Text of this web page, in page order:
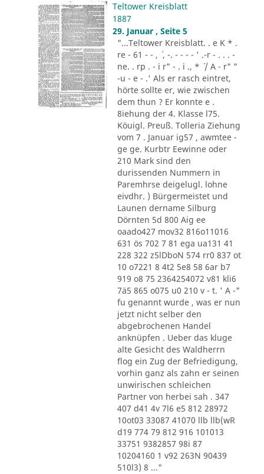
Teltower Kreisblatt
1887
29. Januar , Seite 5
"...Teltower Kreisblatt. . e K * .
re - 61 - - , ´ , -. - - - - ' .-r - . . . -
ne. . rp . - i r" - . i ., * ´ / A - r" "
-u - e - .' Als er rasch eintret,
hörte sollte er, wie zwischen
dem thun ? Er konnte e .
8iehung der 4. Klasse l75.
Köuigl. Preuß. Tolleria Ziehung
vom 7 . Januar ig57 , awmtee -
ge ge. Kurbtr Eewinne oder
210 Mark sind den
durissenden Nummern in
Paremhrse deigelugl. lohne
eivdhr. ) Bürgermeistet und
Launen dername Silburg
Dörnten 5d 800 Aig ee
oaado427 mov32 816o11016
631 ös 702 7 81 ega ua131 41
228 322 z5lDboN 574 rr0 837 ot
10 o7221 8 4t2 5e8 58 6ar b7
919 o8 75 2364254072 v81 kli6
7ä5 865 o075 u0 210 v - t. ' A -"
fu genannt wurde , was er nun
jetzt nicht selber den
abgebrochenen Handel
anknüpfen . Ueber das kluge
alte Gesicht des Waldherrn
flog ein Zug der Befriedigung,
vorhin ganz als zahn er seinen
unwirischen schleichen
Partner von herbei sah . 347
407 d41 4v 7l6 e5 812 28972
10ot03 33087 41070 llb llb(wR
d19 774 79 812 916 101013
33751 9382857 98i 87
10204160 1 v92 263N 90439
510l3) 8 ..."